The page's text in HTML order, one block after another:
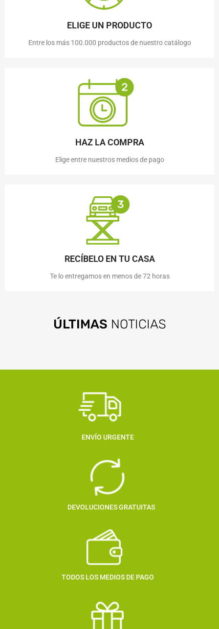
ELIGE UN PRODUCTO
Entre los más 100.000 productos de nuestro catálogo
HAZ LA COMPRA
Elige entre nuestros medios de pago
RECÍBELO EN TU CASA
Te lo entregamos en menos de 72 horas
ÚLTIMAS NOTICIAS
ENVÍO URGENTE
DEVOLUCIONES GRATUITAS
TODOS LOS MEDIOS DE PAGO